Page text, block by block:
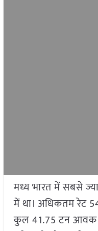
मध्य भारत में सबसे
में था। अधिकतम रेट
कुल 41.75 टन आवक